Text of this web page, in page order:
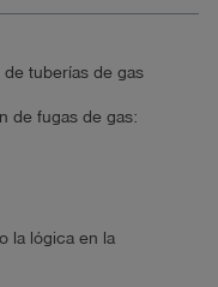
tuberías de gas
de fugas de gas:
la lógica en la